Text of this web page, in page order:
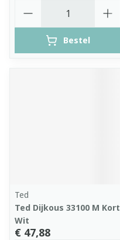
Bestel
Ted
Ted Dijkous 33100 M Kort
Wit
€ 47,88